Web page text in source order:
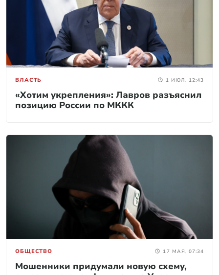
ВЛАСТЬ 1 ИЮЛ, 12:43
«Хотим укрепления»: Лавров разъяснил
позицию России по МККК
ОБЩЕСТВО 17 МАЯ, 07:34
Мошенники придумали новую схему,